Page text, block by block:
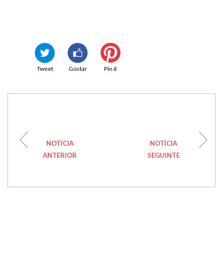
Tweet Gostar Pin it
NOTÍCIA
ANTERIOR
NOTÍCIA
SEGUINTE